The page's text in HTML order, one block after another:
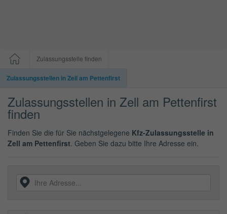
Zulassungsstelle finden
Zulassungsstellen in Zell am Pettenfirst
Zulassungsstellen in Zell am Pettenfirst
finden
Finden Sie die für Sie nächstgelegene Kfz-Zulassungsstelle in
Zell am Pettenfirst. Geben Sie dazu bitte Ihre Adresse ein.